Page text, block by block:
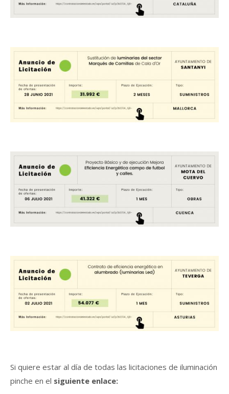
Si quiere estar al día de todas las licitaciones de iluminación
pinche en el siguiente enlace: